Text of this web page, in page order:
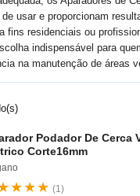
usar e proporcionam
fins residenciais ou
indispensável para
na manutenção de áreas
Podador De Cerca
Corte16mm
(1)